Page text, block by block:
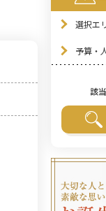
選択エ
予算・
該